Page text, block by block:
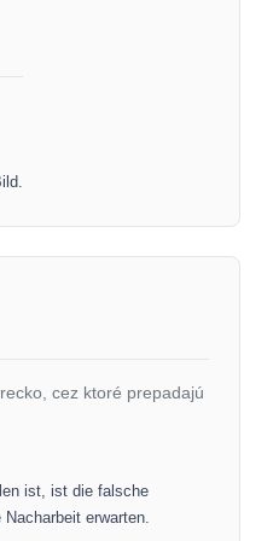
cez ktoré prepadajú
ist, ist die falsche
erwarten.